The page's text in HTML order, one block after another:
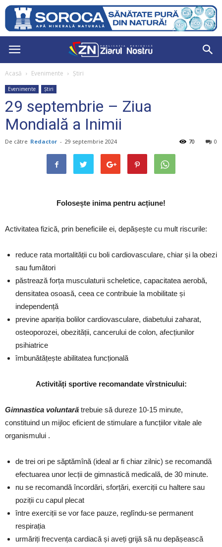
Acasă Evenimente Știri
Evenimente Știri
29 septembrie – Ziua
Mondială a Inimii
De către Redactor - 29 septembrie 2024 0
70
Folosește inima pentru acțiune!
Activitatea fizică, prin beneficiile ei, depășește cu mult riscurile:
reduce rata mortalității cu boli cardiovasculare, chiar și la obezi
sau fumători
păstrează forța musculaturii scheletice, capacitatea aerobă,
densitatea osoasă, ceea ce contribuie la mobilitate și
independență
previne apariția bolilor cardiovasculare, diabetului zaharat,
osteoporozei, obezității, cancerului de colon, afecțiunilor
psihiatrice
îmbunătățește abilitatea funcțională
Activități sportive recomandate vîrstnicului:
Gimnastica voluntară trebuie să dureze 10-15 minute,
constituind un mijloc eficient de stimulare a funcțiilor vitale ale
organismului .
de trei ori pe săptămînă (ideal ar fi chiar zilnic) se recomandă
efectuarea unor lecții de gimnastică medicală, de 30 minute.
nu se recomandă încordări, sforțări, exerciții cu haltere sau
poziții cu capul plecat
între exerciții se vor face pauze, reglîndu-se permanent
respirația
urmăriți frecvența cardiacă și aveți grijă să nu depășească